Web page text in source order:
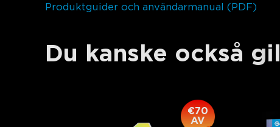
Produktguider och användarmanual (PDF)
Du kanske också
€70
AV